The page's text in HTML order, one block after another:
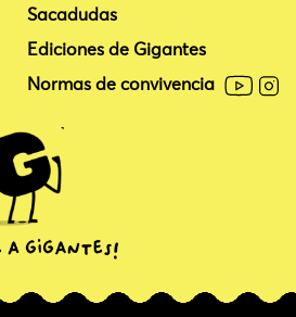
Sacadudas
Ediciones de Gigantes
Normas de convivencia